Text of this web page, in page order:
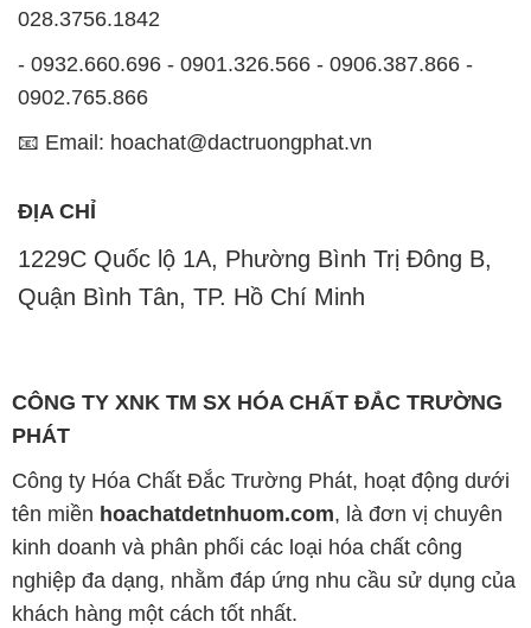
028.3756.1842
- 0932.660.696 - 0901.326.566 - 0906.387.866 -
0902.765.866
📧 Email: hoachat@dactruongphat.vn
ĐỊA CHỈ
1229C Quốc lộ 1A, Phường Bình Trị Đông B,
Quận Bình Tân, TP. Hồ Chí Minh
CÔNG TY XNK TM SX HÓA CHẤT ĐẮC TRƯỜNG
PHÁT
Công ty Hóa Chất Đắc Trường Phát, hoạt động dưới
tên miền hoachatdetnhuom.com, là đơn vị chuyên
kinh doanh và phân phối các loại hóa chất công
nghiệp đa dạng, nhằm đáp ứng nhu cầu sử dụng của
khách hàng một cách tốt nhất.